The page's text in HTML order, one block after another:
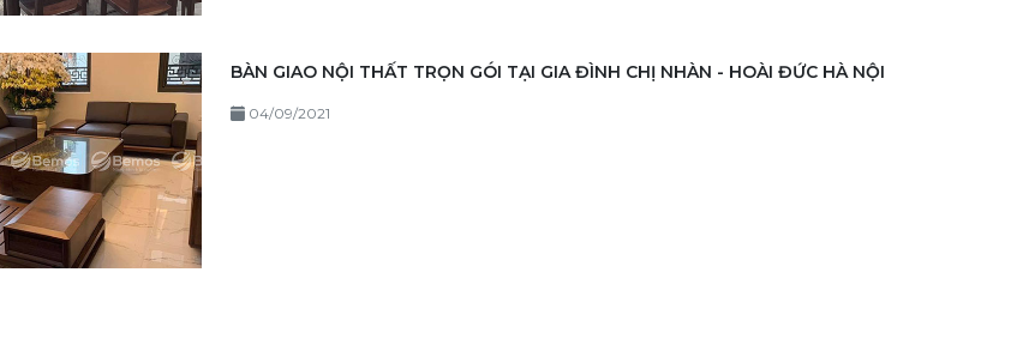
BÀN GIAO NỘI THẤT TRỌN GÓI TẠI GIA ĐÌNH CHỊ NHÀN - HOÀI ĐỨC HÀ NỘI
04/09/2021